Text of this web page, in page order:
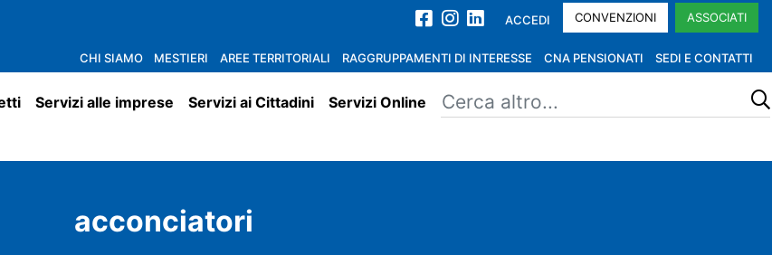
ACCEDI CONVENZIONI ASSOCIATI
CHI SIAMO MESTIERI AREE TERRITORIALI RAGGRUPPAMENTI DI INTERESSE CNA PENSIONATI SEDI E CONTATTI
Servizi alle imprese Servizi ai Cittadini Servizi Online
acconciatori